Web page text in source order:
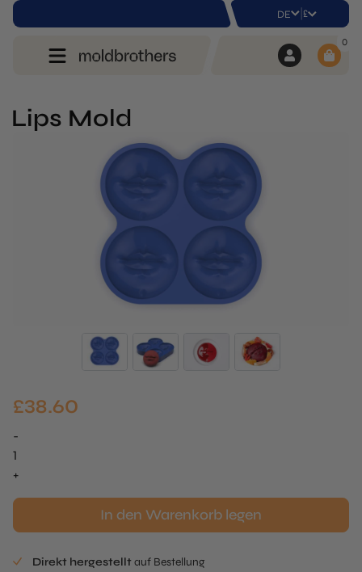
DE | £
0
Lips Mold
£38.60
-
Lippen
Mold
+
In den Warenkorb legen
Direkt hergestelltauf Bestellung